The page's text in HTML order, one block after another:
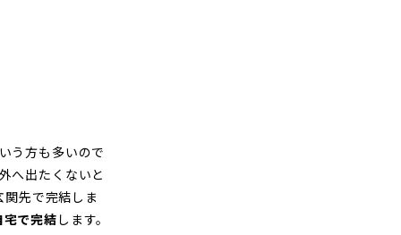
う方も多いので
へ出たくないと
先で完結しま
宅で完結 します。